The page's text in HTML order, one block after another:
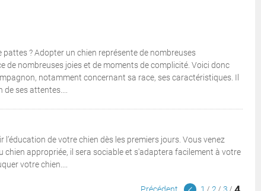
? Adopter un chien représente de nombreuses
de nombreuses joies et de moments de complicité. Voici donc
notamment concernant sa race, ses caractéristiques. Il
ses attentes....
de votre chien dès les premiers jours. Vous venez
chien appropriée, il sera sociable et s'adaptera facilement à votre
votre chien....